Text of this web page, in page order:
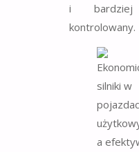
i bardziej
kontrolowany.